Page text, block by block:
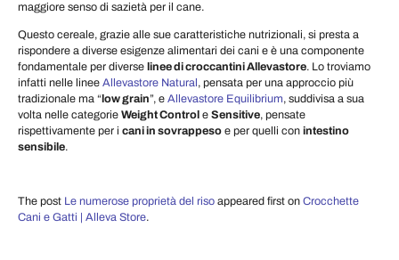
maggiore senso di sazietà per il cane.
Questo cereale, grazie alle sue caratteristiche nutrizionali, si presta a
rispondere a diverse esigenze alimentari dei cani e è una componente
fondamentale per diverse linee di croccantini Allevastore. Lo troviamo
infatti nelle linee Allevastore Natural, pensata per una approccio più
tradizionale ma “low grain”, e Allevastore Equilibrium, suddivisa a sua
volta nelle categorie Weight Control e Sensitive, pensate
rispettivamente per i cani in sovrappeso e per quelli con intestino
sensibile.
The post Le numerose proprietà del riso appeared first on Crocchette
Cani e Gatti | Alleva Store.